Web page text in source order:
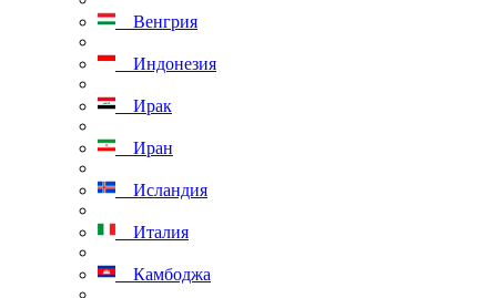
Венгрия
Индонезия
Ирак
Иран
Исландия
Италия
Камбоджа